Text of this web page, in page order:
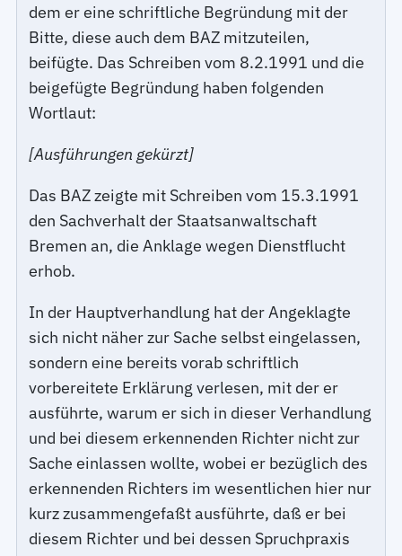
dem er eine schriftliche Begründung mit der
Bitte, diese auch dem BAZ mitzuteilen,
beifügte. Das Schreiben vom 8.2.1991 und die
beigefügte Begründung haben folgenden
Wortlaut:
[Ausführungen gekürzt]
Das BAZ zeigte mit Schreiben vom 15.3.1991
den Sachverhalt der Staatsanwaltschaft
Bremen an, die Anklage wegen Dienstflucht
erhob.
In der Hauptverhandlung hat der Angeklagte
sich nicht näher zur Sache selbst eingelassen,
sondern eine bereits vorab schriftlich
vorbereitete Erklärung verlesen, mit der er
ausführte, warum er sich in dieser Verhandlung
und bei diesem erkennenden Richter nicht zur
Sache einlassen wollte, wobei er bezüglich des
erkennenden Richters im wesentlichen hier nur
kurz zusammengefaßt ausführte, daß er bei
diesem Richter und bei dessen Spruchpraxis